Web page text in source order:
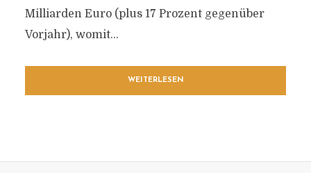
Milliarden Euro (plus 17 Prozent gegenüber
Vorjahr), womit...
WEITERLESEN